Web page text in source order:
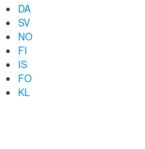
DA
SV
NO
FI
IS
FO
KL